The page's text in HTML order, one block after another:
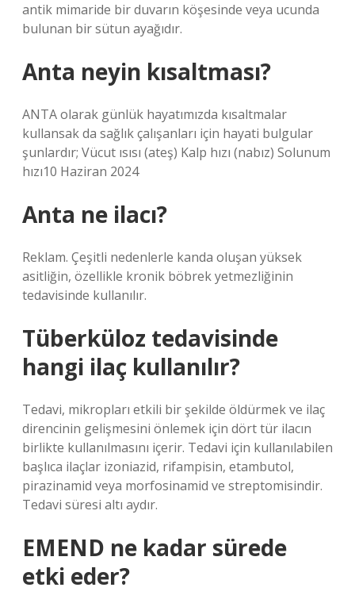
antik mimaride bir duvarın köşesinde veya ucunda
bulunan bir sütun ayağıdır.
Anta neyin kısaltması?
ANTA olarak günlük hayatımızda kısaltmalar
kullansak da sağlık çalışanları için hayati bulgular
şunlardır; Vücut ısısı (ateş) Kalp hızı (nabız) ​​Solunum
hızı10 Haziran 2024
Anta ne ilacı?
Reklam. Çeşitli nedenlerle kanda oluşan yüksek
asitliğin, özellikle kronik böbrek yetmezliğinin
tedavisinde kullanılır.
Tüberküloz tedavisinde
hangi ilaç kullanılır?
Tedavi, mikropları etkili bir şekilde öldürmek ve ilaç
direncinin gelişmesini önlemek için dört tür ilacın
birlikte kullanılmasını içerir. Tedavi için kullanılabilen
başlıca ilaçlar izoniazid, rifampisin, etambutol,
pirazinamid veya morfosinamid ve streptomisindir.
Tedavi süresi altı aydır.
EMEND ne kadar sürede
etki eder?